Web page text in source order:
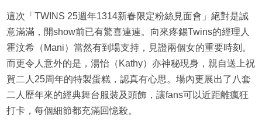
這次「TWINS 25週年1314新春限定粉絲見面會」絕對是誠
意滿滿，開show前已有驚喜連連。向來疼錫Twins的經理人
霍汶希（Mani）當然有到場支持，見證兩個女的重要時刻。
而更令人意外的是，湯怡（Kathy）亦神秘現身，親自送上祝
賀二人25周年的特製蛋糕，認真有心思。場內更展出了八套
二人歷年來的經典舞台服裝及頭飾，讓fans可以近距離瘋狂
打卡，每個細節都充滿回憶殺。